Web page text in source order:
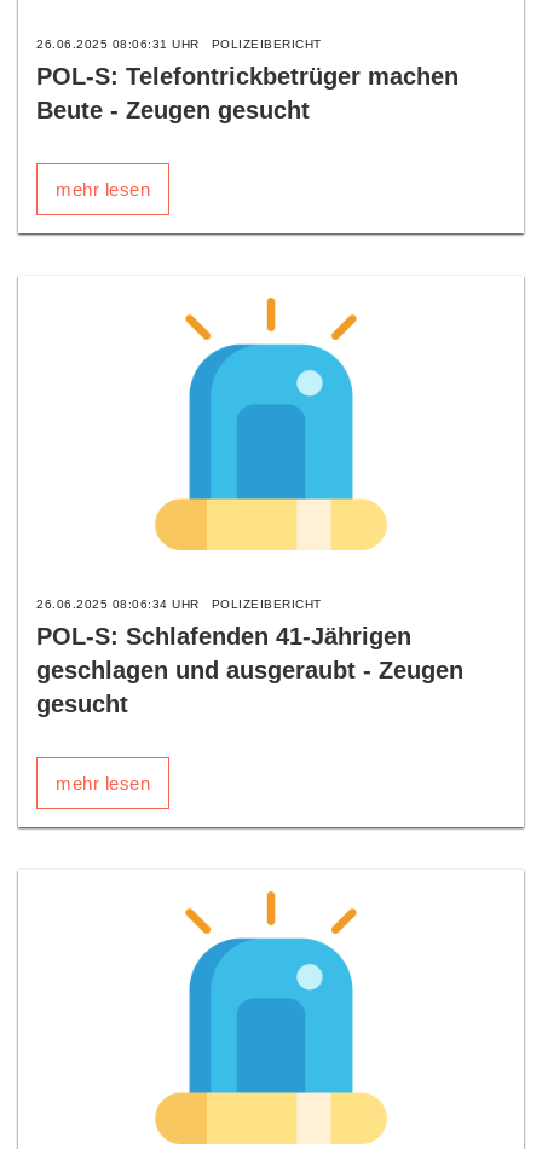
26.06.2025 08:06:31 UHR POLIZEIBERICHT
POL-S: Telefontrickbetrüger machen
Beute - Zeugen gesucht
mehr lesen
26.06.2025 08:06:34 UHR POLIZEIBERICHT
POL-S: Schlafenden 41-Jährigen
geschlagen und ausgeraubt - Zeugen
gesucht
mehr lesen